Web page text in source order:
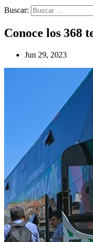
Buscar:
Conoce los 368
Jun 29, 2023